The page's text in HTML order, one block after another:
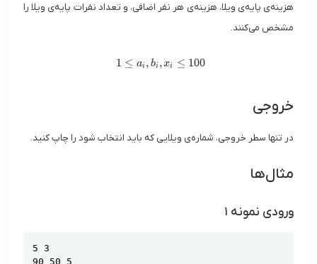
هزینه‌ی پایه‌ی ویلا، هزینه‌ی هر نفر اضافی، و تعداد نفرات پایه‌ی ویلا را
مشخص می‌کنند.
1 \leq a_i, b_i, x_i \leq 100
1 ≤ ai , bi ,xi ≤ 100
خروجی
در تنها سطر خروجی، شماره‌ی ویلایی که باید انتخاب شود را چاپ کنید.
مثال‌ها
ورودی نمونه ۱
5 3
90 50 5